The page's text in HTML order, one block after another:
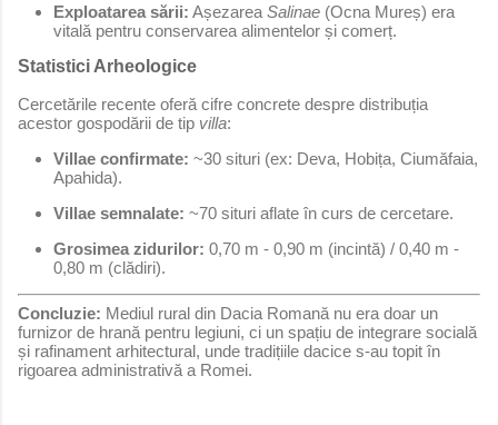
Exploatarea sării: Așezarea Salinae (Ocna Mureș) era
vitală pentru conservarea alimentelor și comerț.
Statistici Arheologice
Cercetările recente oferă cifre concrete despre distribuția
acestor gospodării de tip villa:
Villae confirmate: ~30 situri (ex: Deva, Hobița, Ciumăfaia,
Apahida).
Villae semnalate: ~70 situri aflate în curs de cercetare.
Grosimea zidurilor: 0,70 m - 0,90 m (incintă) / 0,40 m -
0,80 m (clădiri).
Concluzie: Mediul rural din Dacia Romană nu era doar un
furnizor de hrană pentru legiuni, ci un spațiu de integrare socială
și rafinament arhitectural, unde tradițiile dacice s-au topit în
rigoarea administrativă a Romei.